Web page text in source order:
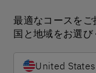
最適なコースを
国と地域をお選び
United States